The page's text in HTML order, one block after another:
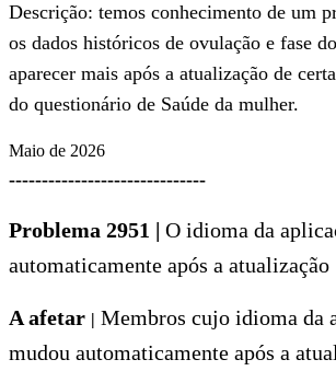
Descrição: temos conhecimento de um
os dados históricos de ovulação e fase
aparecer mais após a atualização de
do questionário de Saúde da mulher.
Maio de 2026
------------------------------
Problema 2951 | O idioma da
automaticamente após a atualização
A afetar | Membros cujo idioma da
mudou automaticamente após a